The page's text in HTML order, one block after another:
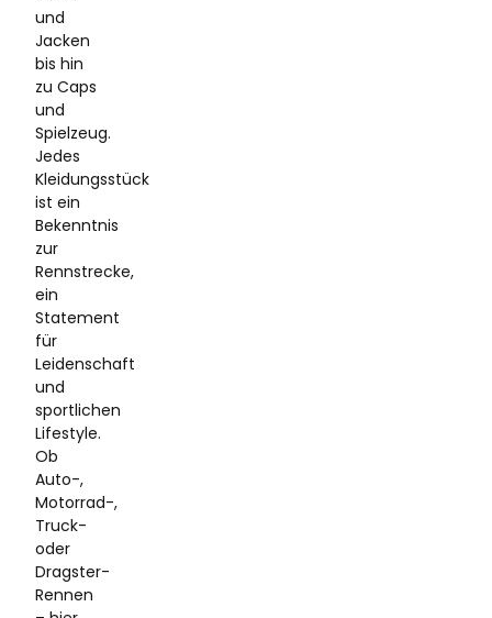
und
Jacken
bis hin
zu Caps
und
Spielzeug.
Jedes
Kleidungsstück
ist ein
Bekenntnis
zur
Rennstrecke,
ein
Statement
für
Leidenschaft
und
sportlichen
Lifestyle.
Ob
Auto-,
Motorrad-,
Truck-
oder
Dragster-
Rennen